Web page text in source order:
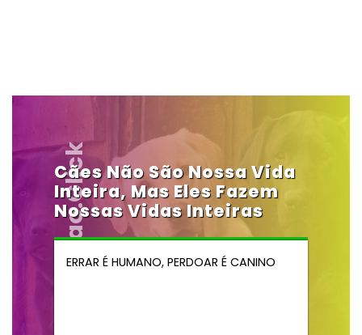
Vendocao.click
Cães Não São Nossa Vida
Inteira, Mas Eles Fazem
Nossas Vidas Inteiras
ERRAR É HUMANO, PERDOAR É CANINO